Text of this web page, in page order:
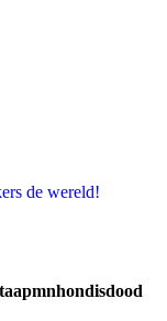
de wereld!